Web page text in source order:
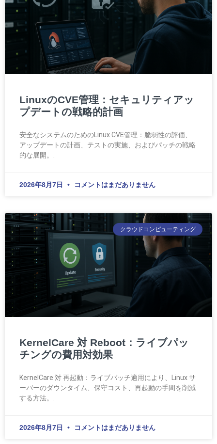
LinuxのCVE管理：セキュリティアッ
プデートの戦略的計画
安全なシステムのためのLinux CVE管理：脆弱性の評価、
アップデートの計画、テストの実施、およびパッチの戦略
的な展開。.
2026年8月7日 コメントはまだありません
クラウドコンピューティング
KernelCare 対 Reboot：ライブパッ
チングの費用対効果
KernelCare 対 再起動：ライブパッチ適用により、Linux サ
ーバーのダウンタイム、保守コスト、再起動の手間を削減
する方法。.
2026年8月7日 コメントはまだありません